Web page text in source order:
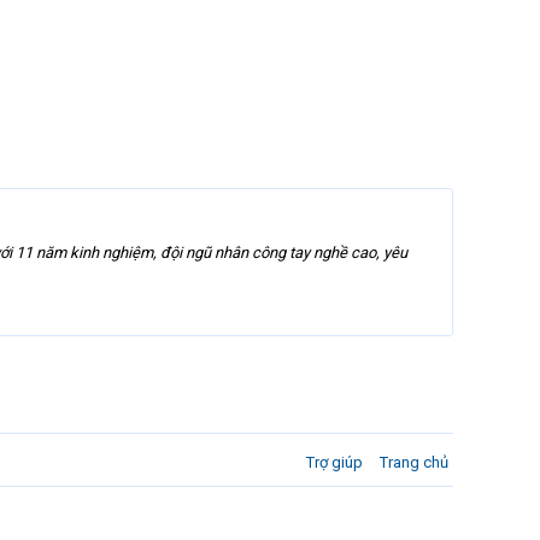
11 năm kinh nghiệm, đội ngũ nhân công tay nghề cao, yêu
Trợ giúp Trang chủ